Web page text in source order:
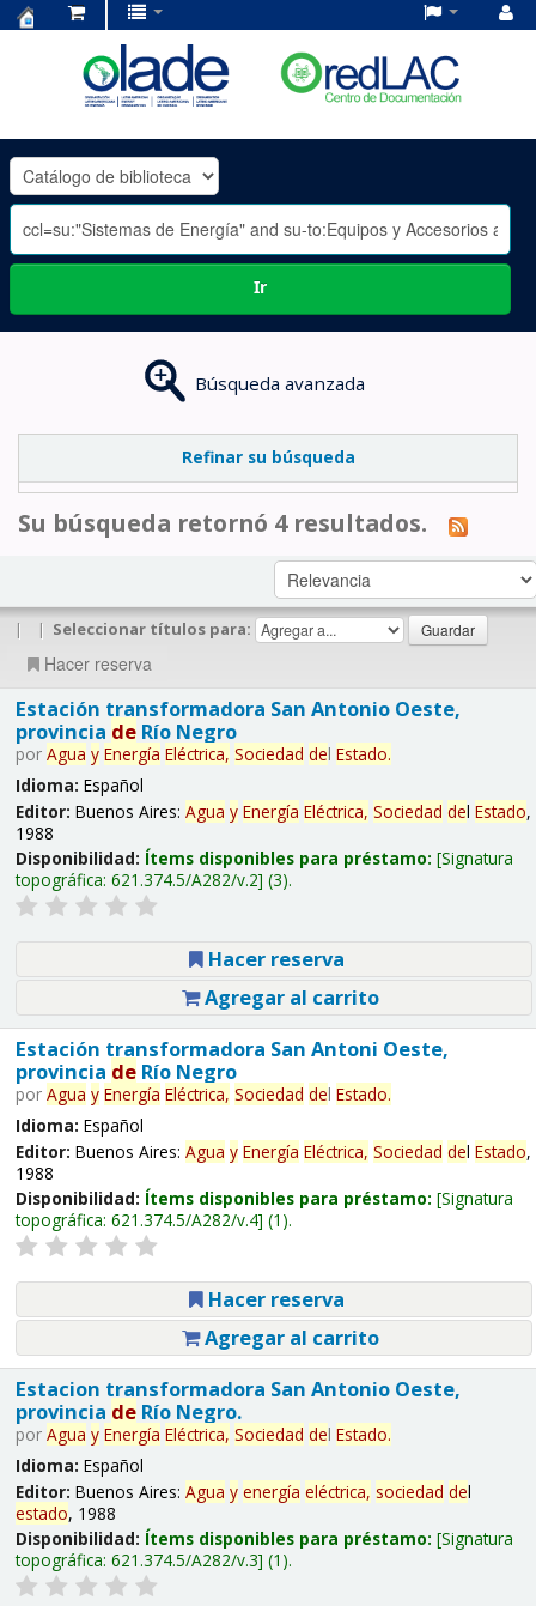
OLADE
-
Ir
Búsqueda avanzada
Refinar su búsqueda
Su búsqueda retornó 4 resultados.
| | Seleccionar títulos para:
Hacer reserva
Estación transformadora San Antonio Oeste,
provincia deRío Negro
por Agua y Energía Eléctrica, Sociedad del Estado.
Idioma: Español
Editor: Buenos Aires: Agua y Energía Eléctrica, Sociedad del Estado,
1988
Disponibilidad: Ítems disponibles para préstamo: Signatura
topográfica: 621.374.5/A282/v.2 (3).
Hacer reserva
Agregar al carrito
Estación transformadora San Antoni Oeste,
provincia deRío Negro
por Agua y Energía Eléctrica, Sociedad del Estado.
Idioma: Español
Editor: Buenos Aires: Agua y Energía Eléctrica, Sociedad del Estado,
1988
Disponibilidad: Ítems disponibles para préstamo: Signatura
topográfica: 621.374.5/A282/v.4 (1).
Hacer reserva
Agregar al carrito
Estacion transformadora San Antonio Oeste,
provincia deRío Negro.
por Agua y Energía Eléctrica, Sociedad del Estado.
Idioma: Español
Editor: Buenos Aires: Agua y energía eléctrica, sociedad del
estado, 1988
Disponibilidad: Ítems disponibles para préstamo: Signatura
topográfica: 621.374.5/A282/v.3 (1).